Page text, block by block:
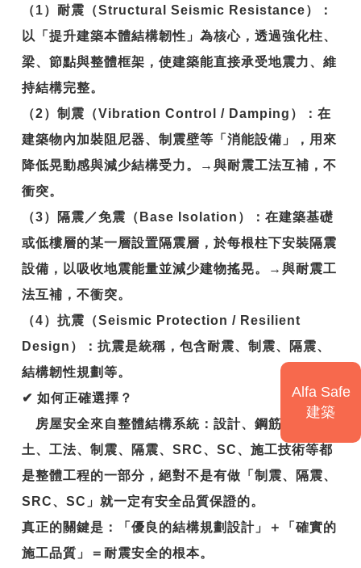
（1）耐震（Structural Seismic Resistance）：
以「提升建築本體結構韌性」為核心，透過強化柱、
梁、節點與整體框架，使建築能直接承受地震力、維
持結構完整。
（2）制震（Vibration Control / Damping）：在
建築物內加裝阻尼器、制震壁等「消能設備」，用來
降低晃動感與減少結構受力。→與耐震工法互補，不
衝突。
（3）隔震／免震（Base Isolation）：在建築基礎
或低樓層的某一層設置隔震層，於每根柱下安裝隔震
設備，以吸收地震能量並減少建物搖晃。→與耐震工
法互補，不衝突。
（4）抗震（Seismic Protection / Resilient
Design）：抗震是統稱，包含耐震、制震、隔震、
結構韌性規劃等。
✔ 如何正確選擇？
房屋安全來自整體結構系統：設計、鋼筋、混凝
土、工法、制震、隔震、SRC、SC、施工技術等都
是整體工程的一部分，絕對不是有做「制震、隔震、
SRC、SC」就一定有安全品質保證的。
真正的關鍵是：
「優良的結構規劃設計」＋「確實的
施工品質」＝耐震安全的根本。
Alfa Safe
建築